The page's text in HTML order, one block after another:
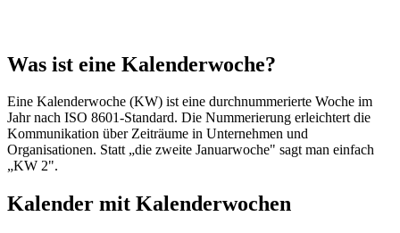
Was ist eine Kalenderwoche?
Eine Kalenderwoche (KW) ist eine durchnummerierte Woche im
Jahr nach ISO 8601-Standard. Die Nummerierung erleichtert die
Kommunikation über Zeiträume in Unternehmen und
Organisationen. Statt „die zweite Januarwoche" sagt man einfach
„KW 2".
Kalender mit Kalenderwochen